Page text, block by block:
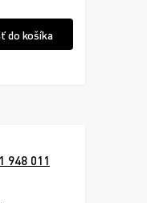
do košíka
948 011